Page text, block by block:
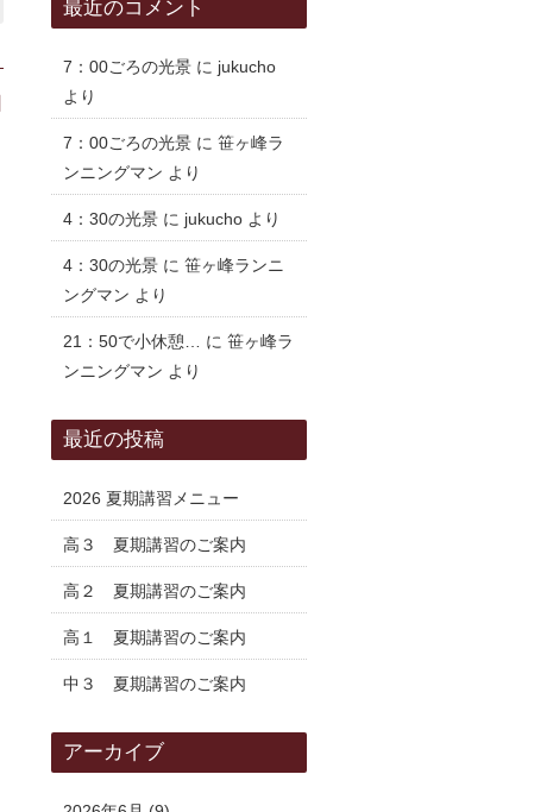
最近のコメント
7：00ごろの光景 に jukucho
より
7：00ごろの光景 に 笹ヶ峰ラ
ンニングマン より
4：30の光景 に jukucho より
4：30の光景 に 笹ヶ峰ランニ
ングマン より
21：50で小休憩… に 笹ヶ峰ラ
ンニングマン より
最近の投稿
2026 夏期講習メニュー
高３ 夏期講習のご案内
高２ 夏期講習のご案内
高１ 夏期講習のご案内
中３ 夏期講習のご案内
アーカイブ